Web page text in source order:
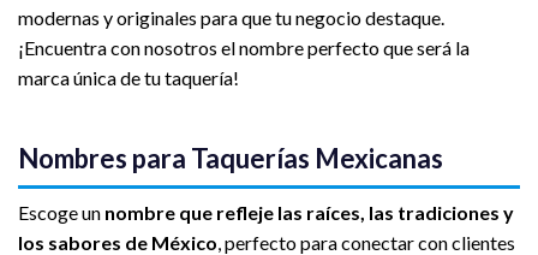
modernas y originales para que tu negocio destaque.
¡Encuentra con nosotros el nombre perfecto que será la
marca única de tu taquería!
Nombres para Taquerías Mexicanas
Escoge un nombre que refleje las raíces, las tradiciones y
los sabores de México , perfecto para conectar con clientes